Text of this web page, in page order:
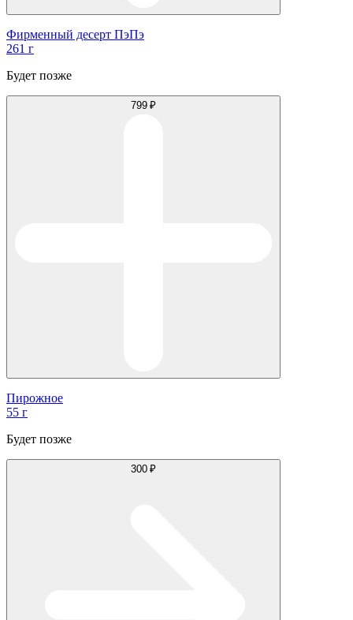
Фирменный десерт ПэПэ
261 г
Будет позже
799 ₽
Пирожное
55 г
Будет позже
300 ₽